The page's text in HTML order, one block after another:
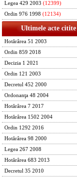
Legea 429 2003 (12399)
Ordin 976 1998 (12134)
Ultimele acte citite
Hotărârea 51 2003
Ordin 859 2018
Decizia 1 2021
Ordin 121 2003
Decretul 452 2000
Ordonanţa 48 2004
Hotărârea 7 2017
Hotărârea 1502 2004
Ordin 1292 2016
Hotărârea 98 2000
Legea 267 2008
Hotărârea 683 2013
Decretul 35 2010